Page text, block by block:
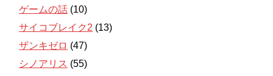
ゲームの話 (10)
サイコブレイク2 (13)
ザンキゼロ (47)
シノアリス (55)